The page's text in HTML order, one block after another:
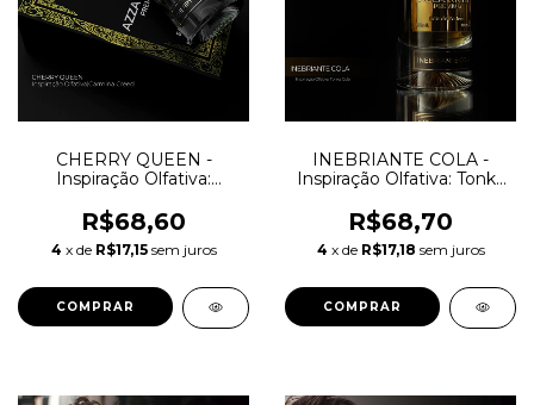
CHERRY QUEEN -
Inspiração Olfativa:
R$68,60
4 x de R$17,15 sem juros
COMPRAR
INEBRIANTE COLA -
Inspiração Olfativa: Tonka
R$68,70
4 x de R$17,18 sem juros
COMPRAR